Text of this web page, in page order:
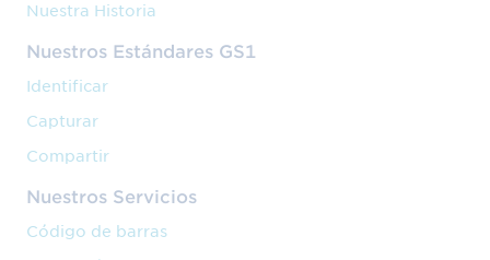
Nuestra Historia
Nuestros Estándares GS1
Identificar
Capturar
Compartir
Nuestros Servicios
Código de barras